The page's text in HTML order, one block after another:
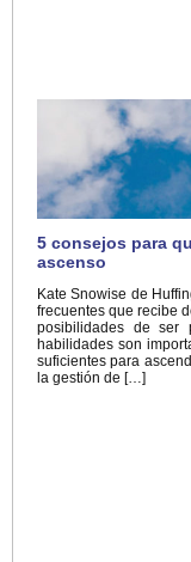
5 consejos para
ascenso
Kate Snowise de
frecuentes que recibe
posibilidades de ser
habilidades son
suficientes para
la gestión de […]